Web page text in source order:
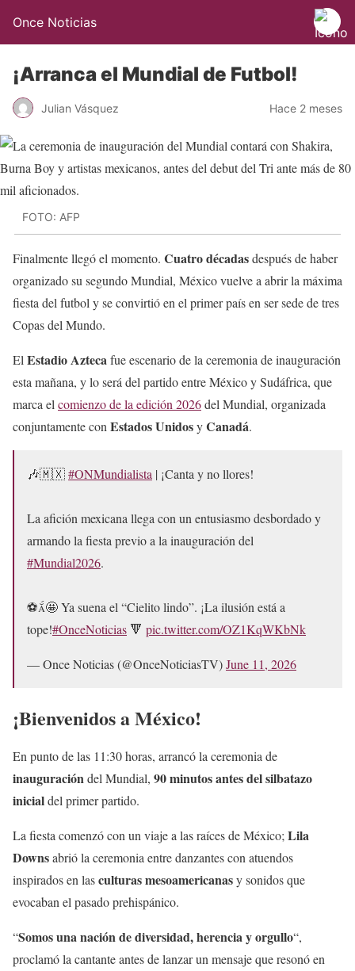
Once Noticias
¡Arranca el Mundial de Futbol!
Julian Vásquez Hace 2 meses
FOTO: AFP
Finalmente llegó el momento. Cuatro décadasdespués de haber
organizado su segundo Mundial, México vuelve a abrir la máxima
fiesta del futbol y se convirtió en el primer país en ser sede de tres
Copas del Mundo.
El Estadio Aztecafue escenario de la ceremonia de inauguración
esta mañana, y lo será del partido entre México y Sudáfrica, que
marca el comienzo de la edición 2026del Mundial, organizada
conjuntamente con Estados UnidosyCanadá.
🎶🇲🇽#ONMundialista | ¡Canta y no llores!
La afición mexicana llega con un entusiasmo desbordado y
armando la fiesta previo a la inauguración del
#Mundial2026.
⚽🤩 Ya suena el “Cielito lindo”. ¡La ilusión está a
tope!#OnceNoticias 🔻 pic.twitter.com/OZ1KqWKbNk
— Once Noticias (@OnceNoticiasTV)June 11, 2026
¡Bienvenidos a México!
En punto de las 11:30 horas, arrancó la ceremonia de
inauguracióndel Mundial, 90 minutos antes del silbatazo
inicialdel primer partido.
La fiesta comenzó con un viaje a las raíces de México; Lila
Downsabrió la ceremonia entre danzantes con atuendos
inspirados en lasculturas mesoamericanasy sonidos que
evocaban el pasado prehispánico.
“Somos una nación de diversidad, herencia y orgullo“,
proclamó la cantante antes de lanzar un mensaje que resonó en